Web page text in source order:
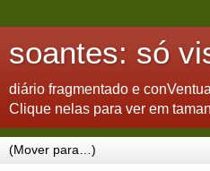
soantes: só
diário fragmentado e
Clique nelas para ver em